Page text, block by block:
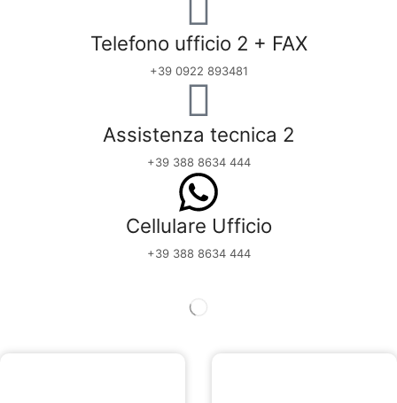
Telefono ufficio 2 + FAX
+39 0922 893481
Assistenza tecnica 2
+39 388 8634 444
Cellulare Ufficio
+39 388 8634 444